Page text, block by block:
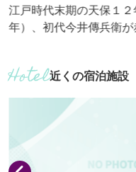
江戸時代末期の天保１２
年）、初代今井傳兵衛
健介で七代目となります
馥郁たる香りと芳醇な
精魂傾けて造る「酒の芸
成２１年５月、全国新
受賞しました。７年連続
０回目の記念すべき受賞
近くの宿泊施設